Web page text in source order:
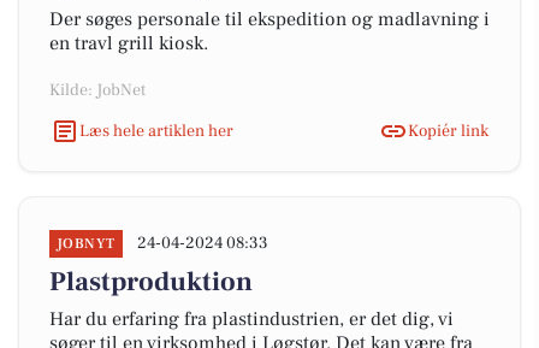
Der søges personale til ekspedition og madlavning i
en travl grill kiosk.
Kilde: JobNet
Læs hele artiklen her
Kopiér link
JOBNYT 24-04-2024 08:33
Plastproduktion
Har du erfaring fra plastindustrien, er det dig, vi
søger til en virksomhed i Løgstør. Det kan være fra